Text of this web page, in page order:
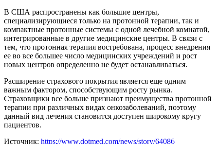
В США распространены как большие центры,
специализирующиеся только на протонной терапии, так и
компактные протонные системы с одной лечебной комнатой,
интегрированные в другие медицинские центры. В связи с
тем, что протонная терапия востребована, процесс внедрения
ее во все большее число медицинских учреждений и рост
новых центров определенно не будет останавливаться.
Расширение страхового покрытия является еще одним
важным фактором, способствующим росту рынка.
Страховщики все больше признают преимущества протонной
терапии при различных видах онкозаболеваний, поэтому
данный вид лечения становится доступен широкому кругу
пациентов.
Источник: https://www.dotmed.com/news/story/64086